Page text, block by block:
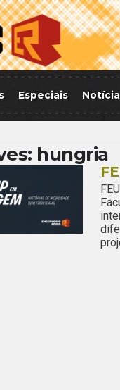
Especiais
hungria